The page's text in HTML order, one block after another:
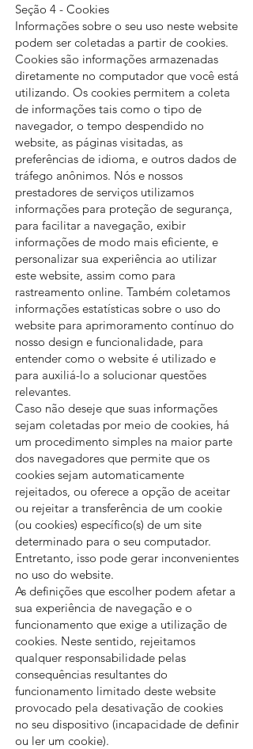
Seção 4 - Cookies
Informações sobre o seu uso neste website
podem ser coletadas a partir de cookies.
Cookies são informações armazenadas
diretamente no computador que você está
utilizando. Os cookies permitem a coleta
de informações tais como o tipo de
navegador, o tempo despendido no
website, as páginas visitadas, as
preferências de idioma, e outros dados de
tráfego anônimos. Nós e nossos
prestadores de serviços utilizamos
informações para proteção de segurança,
para facilitar a navegação, exibir
informações de modo mais eficiente, e
personalizar sua experiência ao utilizar
este website, assim como para
rastreamento online. Também coletamos
informações estatísticas sobre o uso do
website para aprimoramento contínuo do
nosso design e funcionalidade, para
entender como o website é utilizado e
para auxiliá-lo a solucionar questões
relevantes.
Caso não deseje que suas informações
sejam coletadas por meio de cookies, há
um procedimento simples na maior parte
dos navegadores que permite que os
cookies sejam automaticamente
rejeitados, ou oferece a opção de aceitar
ou rejeitar a transferência de um cookie
(ou cookies) específico(s) de um site
determinado para o seu computador.
Entretanto, isso pode gerar inconvenientes
no uso do website.
As definições que escolher podem afetar a
sua experiência de navegação e o
funcionamento que exige a utilização de
cookies. Neste sentido, rejeitamos
qualquer responsabilidade pelas
consequências resultantes do
funcionamento limitado deste website
provocado pela desativação de cookies
no seu dispositivo (incapacidade de definir
ou ler um cookie).